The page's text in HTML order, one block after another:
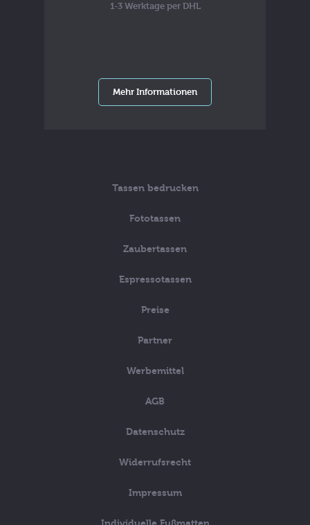
1-3 Werktage per DHL
Mehr Informationen
Tassen bedrucken
Fototassen
Zaubertassen
Espressotassen
Preise
Partner
Werbemittel
AGB
Datenschutz
Widerrufsrecht
Impressum